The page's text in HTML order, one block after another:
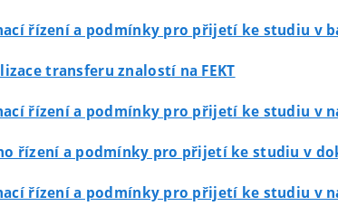
řízení a podmínky pro přijetí ke studiu v
transferu znalostí na FEKT
řízení a podmínky pro přijetí ke studiu v
řízení a podmínky pro přijetí ke studiu v
řízení a podmínky pro přijetí ke studiu v